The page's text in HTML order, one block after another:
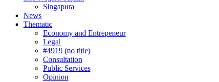
Singapura
News
Thematic
Economy and Entrepeneur
Legal
#4919 (no title)
Consultation
Public Services
Opinion